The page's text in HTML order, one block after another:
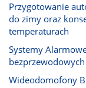
Przygotowanie
do zimy oraz
temperaturach
Systemy
bezprzewodowych
Wideodomofony